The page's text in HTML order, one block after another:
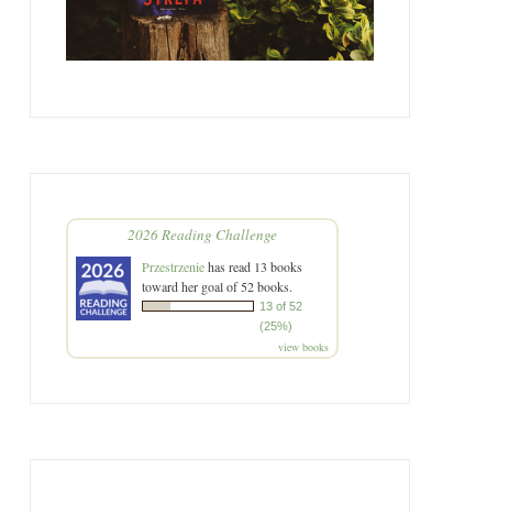
2026 Reading Challenge
Przestrzeniehas read 13 books
toward her goal of 52 books.
13 of 52
(25%)
view books